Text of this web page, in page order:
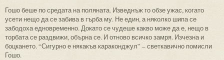
Гошо беше по средата на поляната. Изведнъж го обзе ужас, когато
усети нещо да се забива в гърба му. Не един, а няколко шипа се
забодоха едновременно. Докато се чудеше какво може да е, нещо в
торбата се раздвижи, обърна се. И отново всичко замря. Изчезна и
боцкането. “Сигурно е някакъв караконджул” – светкавично помисли
Гошо.